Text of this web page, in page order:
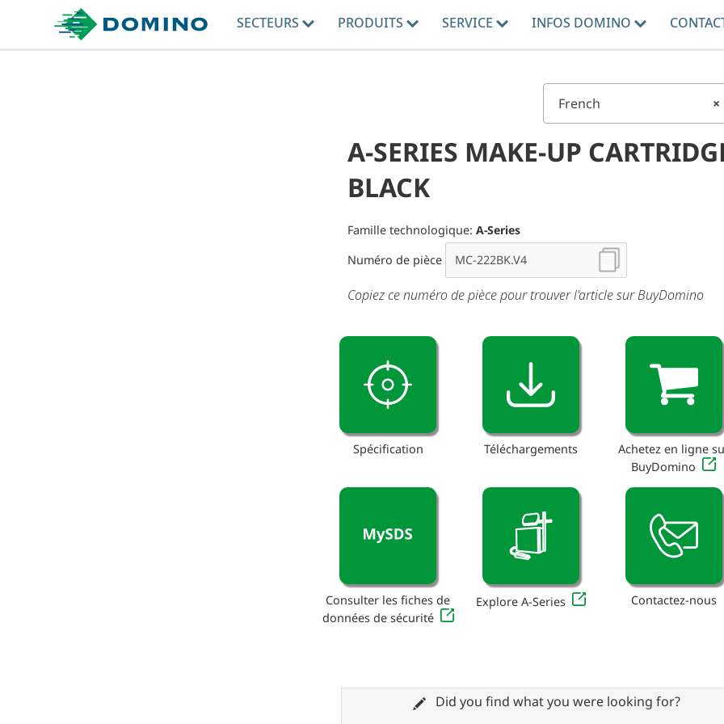
SECTEURS PRODUITS SERVICE INFOS DOMINO
×
French
A-SERIES MAKE-UP
BLACK
Famille technologique: A-Series
Numéro de pièce
Copiez ce numéro de pièce pour trouver l'article sur BuyDomino
Spécification Téléchargements
Achetez en ligne
BuyDomino
Consulter les fiches de
données de sécurité
Explore A-Series Contactez-nous
Did you find what you were looking for?